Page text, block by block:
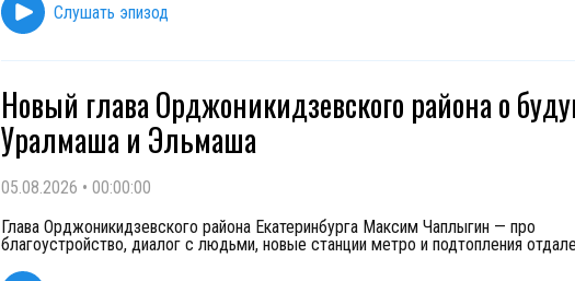
Слушать эпизод
Новый глава Орджоникидзевского района о
Уралмаша и Эльмаша
05.08.2026 • 00:00:00
Глава Орджоникидзевского района Екатеринбурга Максим Чаплыгин — про
благоустройство, диалог с людьми, новые станции метро и подтопления